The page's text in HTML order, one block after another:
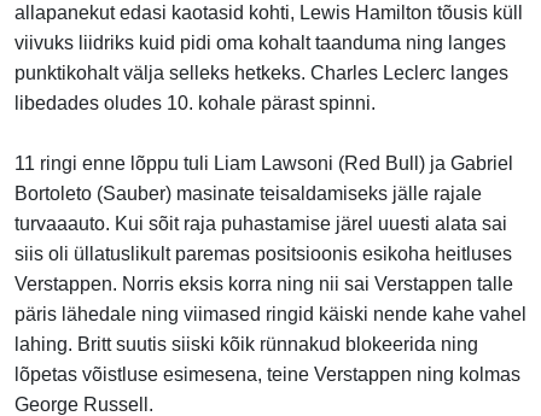
allapanekut edasi kaotasid kohti, Lewis Hamilton tõusis küll
viivuks liidriks kuid pidi oma kohalt taanduma ning langes
punktikohalt välja selleks hetkeks. Charles Leclerc langes
libedades oludes 10. kohale pärast spinni.
11 ringi enne lõppu tuli Liam Lawsoni (Red Bull) ja Gabriel
Bortoleto (Sauber) masinate teisaldamiseks jälle rajale
turvaaauto. Kui sõit raja puhastamise järel uuesti alata sai
siis oli üllatuslikult paremas positsioonis esikoha heitluses
Verstappen. Norris eksis korra ning nii sai Verstappen talle
päris lähedale ning viimased ringid käiski nende kahe vahel
lahing. Britt suutis siiski kõik rünnakud blokeerida ning
lõpetas võistluse esimesena, teine Verstappen ning kolmas
George Russell.